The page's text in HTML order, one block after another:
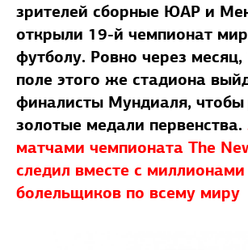
зрителей сборные ЮАР и
открыли 19-й чемпионат
футболу. Ровно через
поле этого же стадиона
финалисты Мундиаля, чтобы
золотые медали первенства.
матчами чемпионата The
следил вместе с миллионами
болельщиков по всему миру